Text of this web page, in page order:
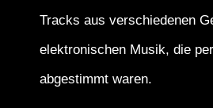
Tracks aus verschiedenen
elektronischen Musik, die
abgestimmt waren.